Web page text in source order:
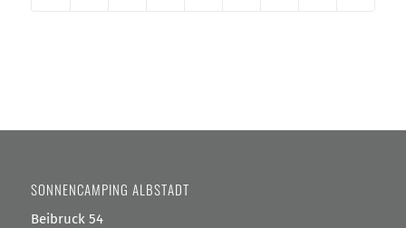
SONNENCAMPING ALBSTADT
Beibruck 54